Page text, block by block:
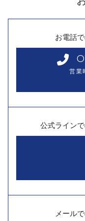
お電話
営業
公式ライン
メール